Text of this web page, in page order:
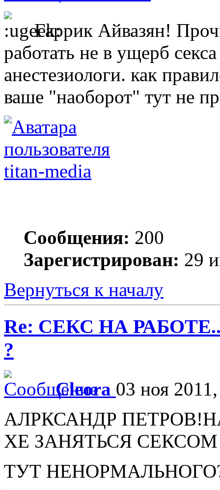
Гаррик Айвазян!
работать не в ущерб
анестезиологи. как
ваше "наоборот" тут не
titan-media
Сообщения: 200
Зарегистрирован: 29
Вернуться к началу
Re: СЕКС НА
?
Cleora 03 ноя
АЛРКСАНДР
ХЕ ЗАНЯТЬСЯ
ТУТ